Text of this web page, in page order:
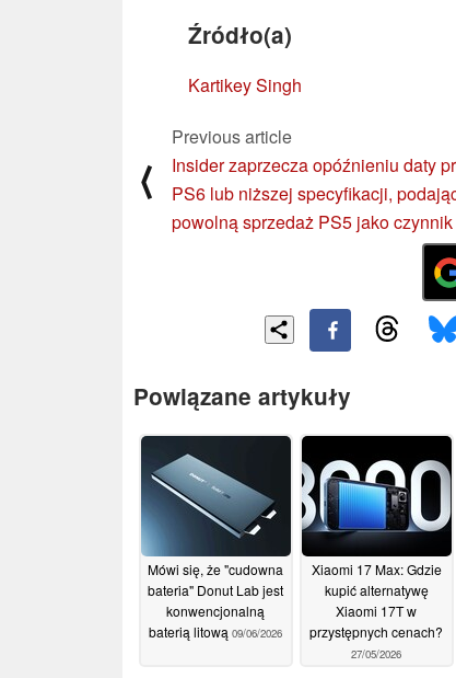
Źródło(a)
Kartikey Singh
⟨
Previous article
Insider zaprzecza opóźnieniu daty
PS6 lub niższej specyfikacji,
powolną sprzedaż PS5 jako czynnik
Powiązane artykuły
Mówi się, że "cudowna
bateria" Donut Lab jest
konwencjonalną
baterią litową 09/06/2026
Xiaomi 17 Max: Gdzie
kupić alternatywę
Xiaomi 17T w
przystępnych cenach?
27/05/2026